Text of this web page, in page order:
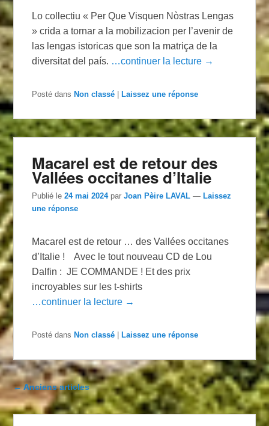
Lo collectiu « Per Que Visquen Nòstras Lengas
» crida a tornar a la mobilizacion per l’avenir de
las lengas istoricas que son la matriça de la
diversitat del país. …continuer la lecture →
Posté dans Non classé Laissez une réponse
Macarel est de retour des
Vallées occitanes d’Italie
Publié le24 mai 2024 parJoan Pèire LAVAL — Laissez
une réponse
Macarel est de retour … des Vallées occitanes
d’Italie ! Avec le tout nouveau CD de Lou
Dalfin : JE COMMANDE ! Et des prix
incroyables sur les t-shirts
…continuer la lecture →
Posté dans Non classé Laissez une réponse
Navigation dans les articles
←Anciens articles